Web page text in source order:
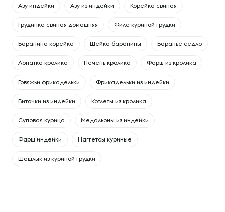
Азу индейки Азу из индейки Корейка свиная
Грудинка свиная домашняя Филе куриной грудки
Баранина корейка Шейка баранины Баранье седло
Лопатка кролика Печень кролика Фарш из кролика
Говяжьи фрикадельки Фрикадельки из индейки
Биточки из индейки Котлеты из кролика
Суповая курица Медальоны из индейки
Фарш индейки Наггетсы куриные
Шашлык из куриной грудки